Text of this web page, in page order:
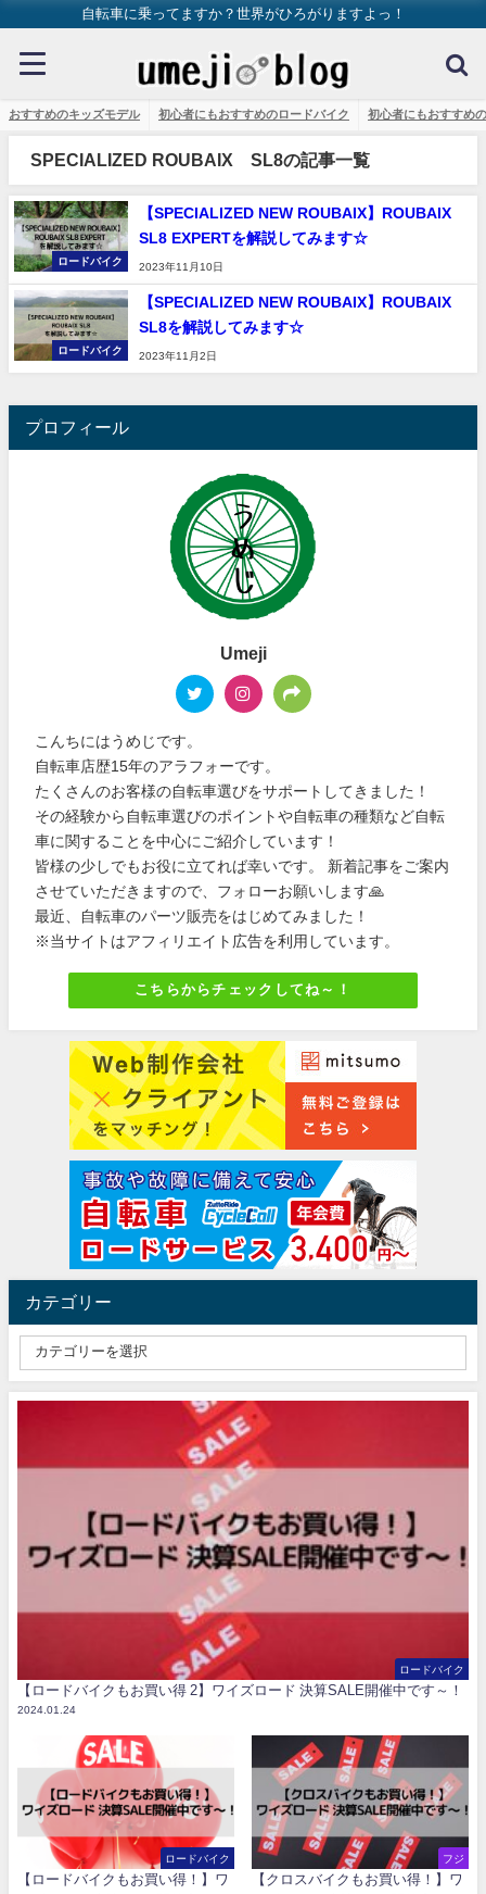
自転車に乗ってますか？世界がひろがりますよっ！
おすすめのキッズモデル 初心者にもおすすめのロードバイク 初心者にもおすすめ
SPECIALIZED ROUBAIX SL8の記事一覧
ロードバイク
【SPECIALIZED NEW ROUBAIX】ROUBAIX
SL8 EXPERTを解説してみます☆
2023年11月10日
ロードバイク
【SPECIALIZED NEW ROUBAIX】ROUBAIX
SL8を解説してみます☆
2023年11月2日
プロフィール
Umeji
こんちにはうめじです。
自転車店歴15年のアラフォーです。
たくさんのお客様の自転車選びをサポートしてきました！
その経験から自転車選びのポイントや自転車の種類など自転
車に関することを中心にご紹介しています！
皆様の少しでもお役に立てれば幸いです。 新着記事をご案内
させていただきますので、フォローお願いします🙏
最近、自転車のパーツ販売をはじめてみました！
※当サイトはアフィリエイト広告を利用しています。
こちらからチェックしてね～！
カテゴリー
ロードバイク
【ロードバイクもお買い得 2】ワイズロード 決算SALE開催中です～！
2024.01.24
ロードバイク
【ロードバイクもお買い得！】ワ
フジ
【クロスバイクもお買い得！】ワ